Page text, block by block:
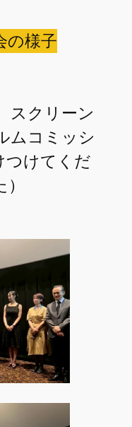
の様子
スクリーン
ムコミッシ
つけてくだ